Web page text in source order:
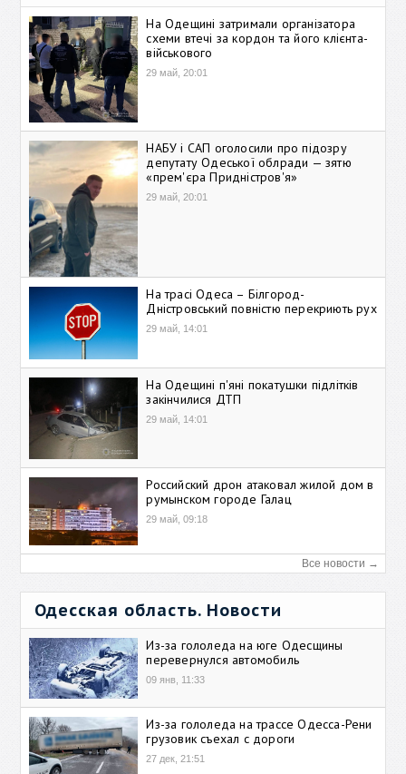
На Одещині затримали організатора
схеми втечі за кордон та його клієнта-
військового
29 май, 20:01
НАБУ і САП оголосили про підозру
депутату Одеської облради — зятю
«прем'єра Придністров'я»
29 май, 20:01
На трасі Одеса – Білгород-
Дністровський повністю перекриють рух
29 май, 14:01
На Одещині п'яні покатушки підлітків
закінчилися ДТП
29 май, 14:01
Российский дрон атаковал жилой дом в
румынском городе Галац
29 май, 09:18
Все новости →
Одесская область. Новости
Из-за гололеда на юге Одесщины
перевернулся автомобиль
09 янв, 11:33
Из-за гололеда на трассе Одесса-Рени
грузовик съехал с дороги
27 дек, 21:51